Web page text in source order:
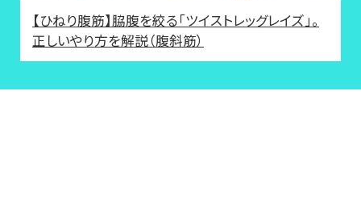
【ひねり腹筋】脇腹を絞る「ツイストレッグレイズ」。
正しいやり方を解説（腹斜筋）